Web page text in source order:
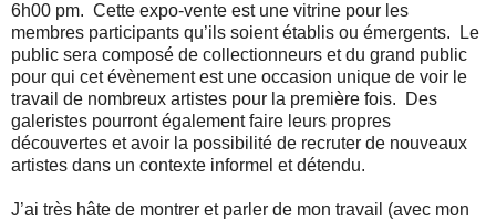
6h00 pm. Cette expo-vente est une vitrine pour les
membres participants qu’ils soient établis ou émergents. Le
public sera composé de collectionneurs et du grand public
pour qui cet évènement est une occasion unique de voir le
travail de nombreux artistes pour la première fois. Des
galeristes pourront également faire leurs propres
découvertes et avoir la possibilité de recruter de nouveaux
artistes dans un contexte informel et détendu.
J’ai très hâte de montrer et parler de mon travail (avec mon